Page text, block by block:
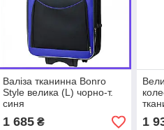
Валіза тканинна Bonro
Style велика (L) чорно-т.
синя
1 685₴ 1